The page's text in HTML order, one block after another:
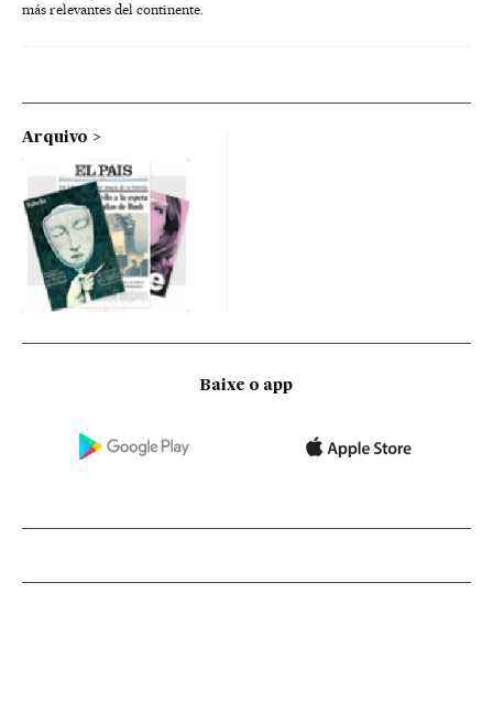
más relevantes del continente.
Arquivo
Baixe o app